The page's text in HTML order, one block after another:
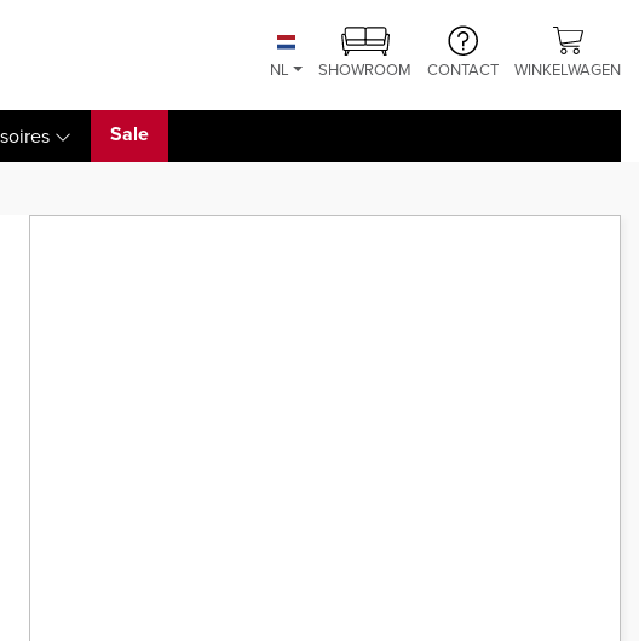
NL SHOWROOM CONTACT WINKELWAGEN
Sale